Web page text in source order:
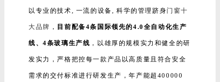
以专业的技术, 一流的设备, 科学的管理跻身门窗十
大品牌 ， 目前配备4条国际领先的4.0全自动化生产
线、4条玻璃生产线 ，以雄厚的规模实力和健全的研
发实力，严格把控每一款产品以高质量且符合安全
需求的交付标准进行研发生产，年产能超400000